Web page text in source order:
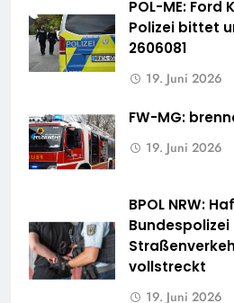
POL-ME:
Polizei bittet
2606081
19. Juni 2026
FW-MG:
19. Juni 2026
BPOL NRW:
vollstreckt
19. Juni 2026